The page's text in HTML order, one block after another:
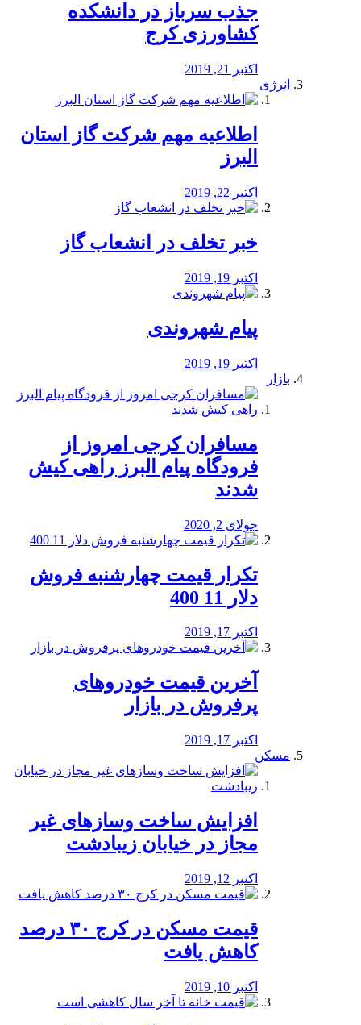
جذب سرباز در دانشکده
کشاورزی کرج
اکتبر 21, 2019
انرژی
️اطلاعیه مهم شرکت گاز استان
البرز
اکتبر 22, 2019
خبر تخلف در انشعاب گاز
اکتبر 19, 2019
پیام شهروندی
اکتبر 19, 2019
بازار
مسافران کرجی امروز از
فرودگاه پیام البرز راهی کیش
شدند
جولای 2, 2020
تکرار قیمت چهارشنبه فروش
دلار 11 400
اکتبر 17, 2019
آخرین قیمت خودرو‌های
پرفروش در بازار
اکتبر 17, 2019
مسکن
افزایش ساخت وسازهای غیر
مجاز در خیابان زیبادشت
اکتبر 12, 2019
️قیمت مسکن در کرج ۳۰ درصد
کاهش یافت
اکتبر 10, 2019